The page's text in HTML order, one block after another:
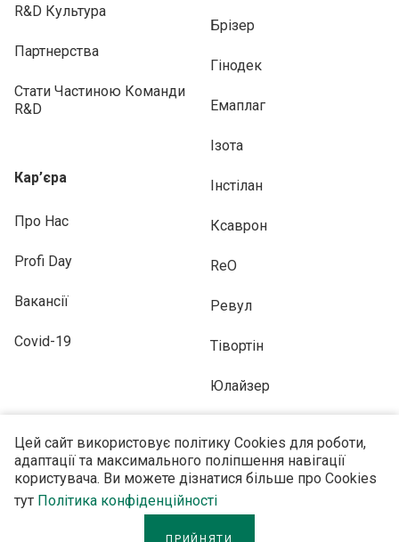
Цей сайт використовує політику Cookies для роботи,
адаптації та максимального поліпшення навігації
користувача. Ви можете дізнатися більше про Cookies
тут Політика конфіденційності
ПРИЙНЯТИ
R&D Культура
Партнерства
Стати Частиною Команди
R&D
Кар’єра
Про Нас
Profi Day
Вакансії
Covid-19
Брізер
Гінодек
Емаплаг
Ізота
Інстілан
Ксаврон
ReO
Ревул
Тівортін
Юлайзер
ПІДПИСУЙТЕСЬ НА НАС